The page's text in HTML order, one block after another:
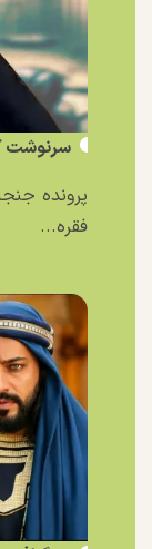
سرنوشت
فقره...